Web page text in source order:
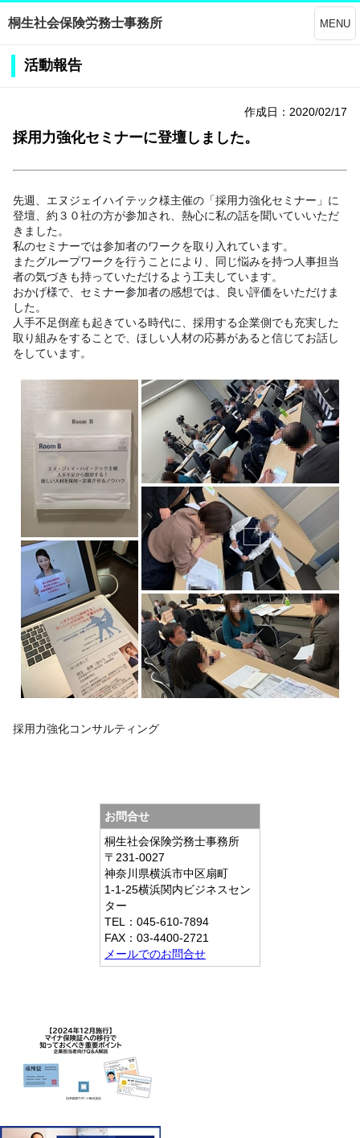
桐生社会保険労務士事務所 MENU
活動報告
作成日：2020/02/17
採用力強化セミナーに登壇しました。
先週、エヌジェイハイテック様主催の「採用力強化セミナー」に
登壇、約３０社の方が参加され、熱心に私の話を聞いていいただ
きました。
私のセミナーでは参加者のワークを取り入れています。
またグループワークを行うことにより、同じ悩みを持つ人事担当
者の気づきも持っていただけるよう工夫しています。
おかげ様で、セミナー参加者の感想では、良い評価をいただけま
した。
人手不足倒産も起きている時代に、採用する企業側でも充実した
取り組みをすることで、ほしい人材の応募があると信じてお話し
をしています。
採用力強化コンサルティング
お問合せ
桐生社会保険労務士事務所
〒231-0027
神奈川県横浜市中区扇町
1-1-25横浜関内ビジネスセン
ター
TEL：045-610-7894
FAX：03-4400-2721
メールでのお問合せ